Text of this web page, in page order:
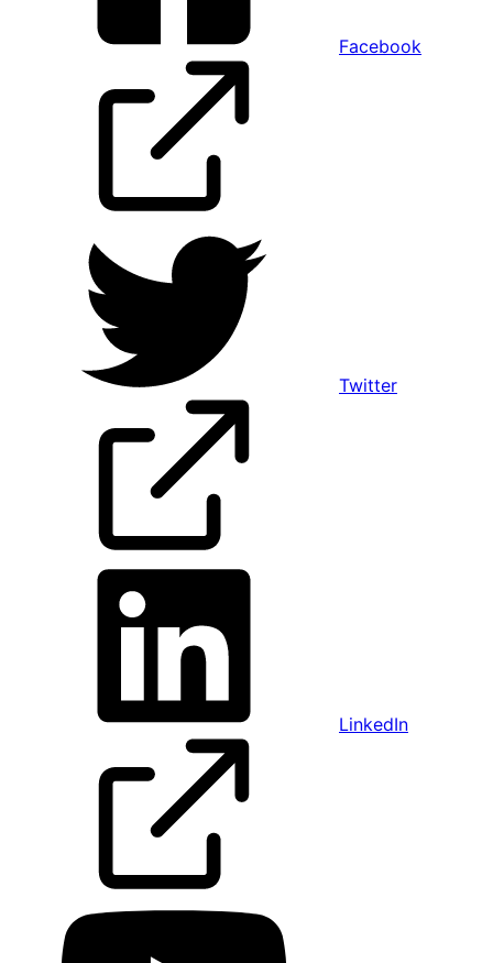
Facebook
Twitter
LinkedIn